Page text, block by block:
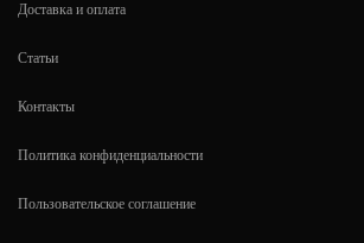
Доставка и оплата
Статьи
Контакты
Политика конфиденциальности
Пользовательское соглашение